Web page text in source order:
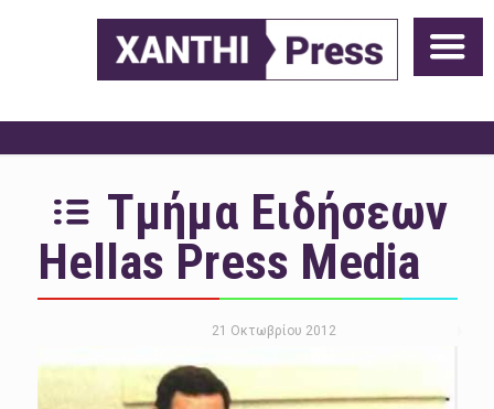
Τμήμα Ειδήσεων
Hellas Press Media
21 Οκτωβρίου 2012